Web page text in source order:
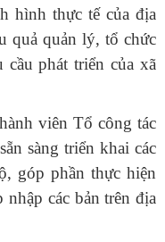
hình thực tế của địa
quả quản lý, tổ chức
phát triển của xã
viên Tổ công tác
sàng triển khai các
góp phần thực hiện
nhập các bản trên địa
dây nóng hỗ trợ,
cá nhân, tổ chức về
dịch vụ công của Ủy
và tiếp nhận hồ sơ tiểu
phát triển kinh tế xã
núi năm 2026 trên